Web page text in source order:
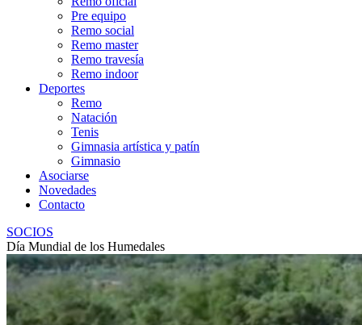
Pre equipo
Remo social
Remo master
Remo travesía
Remo indoor
Deportes
Remo
Natación
Tenis
Gimnasia artística y patín
Gimnasio
Asociarse
Novedades
Contacto
SOCIOS
Día Mundial de los Humedales